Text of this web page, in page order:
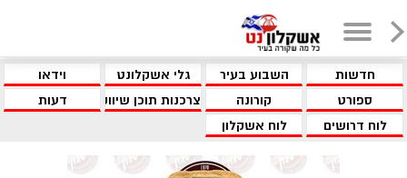
חדשות השבוע בעיר גלי אשקלונט
וידאו
ספורט
קורונה צרכנות תוכן שיווקי
דעות
לוח דרושים
לוח אשקלון